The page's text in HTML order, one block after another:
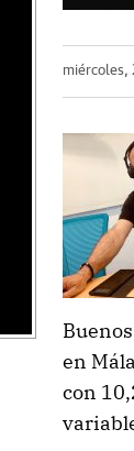
miércoles,
en
con